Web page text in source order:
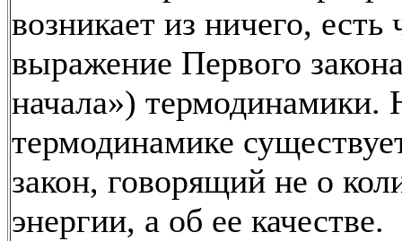
возникает из ничего, есть
выражение Первого
начала») термодинамики.
термодинамике
закон, говорящий не о
энергии, а об ее качестве.